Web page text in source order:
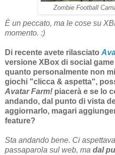
Zombie Football
È un peccato, ma le cose su
momento. :)
Di recente avete rilasciato
versione XBox di social
quanto personalmente non
giochi "clicca & aspetta",
Avatar Farm! piacerà e se lo
andando, dal punto di vista
aggiornarlo, magari
feature?
Sta andando bene. Ci
passaparola sul web, ma dal